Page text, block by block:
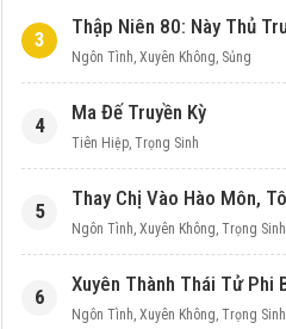
3
Ngôn Tình, Xuyên Không, Sủng
4
Ma Đế Truyền Kỳ
Tiên Hiệp, Trọng Sinh
5
Ngôn Tình, Xuyên Không, Trọng Sinh
6
Ngôn Tình, Xuyên Không, Trọng Sinh